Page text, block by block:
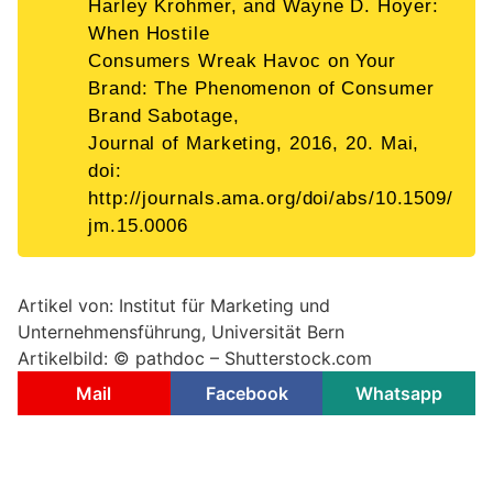
Harley Krohmer, and Wayne D. Hoyer:
When Hostile
Consumers Wreak Havoc on Your
Brand: The Phenomenon of Consumer
Brand Sabotage,
Journal of Marketing, 2016, 20. Mai,
doi:
http://journals.ama.org/doi/abs/10.1509/
jm.15.0006
Artikel von: Institut für Marketing und
Unternehmensführung, Universität Bern
Artikelbild: © pathdoc – Shutterstock.com
Mail
Facebook Whatsapp